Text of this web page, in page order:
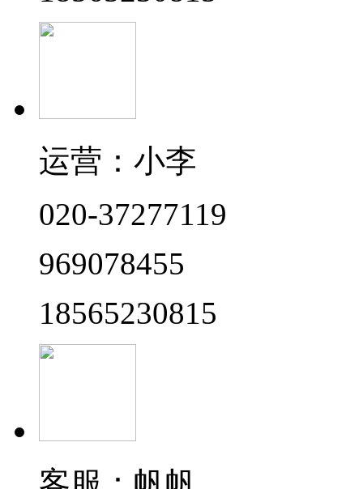
运营：小李
020-37277119
969078455
18565230815